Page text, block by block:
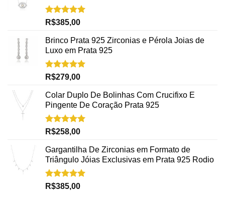
Avaliação
R$385,00
Brinco Prata 925 Zirconias e Pérola Joias de
Luxo em Prata 925
Avaliação
R$279,00
Colar Duplo De Bolinhas Com Crucifixo E
Pingente De Coração Prata 925
Avaliação
R$258,00
Gargantilha De Zirconias em Formato de
Triângulo Jóias Exclusivas em Prata 925 Rodio
Avaliação
R$385,00